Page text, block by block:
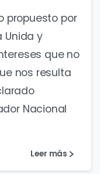
propuesto por
Unida y
que no
nos resulta
Nacional
Leer más